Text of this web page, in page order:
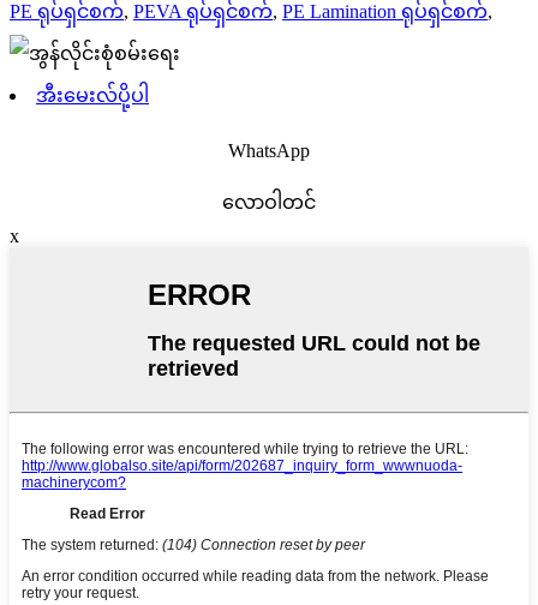
PE ရုပ်ရှင်စက်, PEVA ရုပ်ရှင်စက်, PE Lamination ရုပ်ရှင်စက်,
အီးမေးလ်ပို့ပါ
WhatsApp
လောဝါတင်
x